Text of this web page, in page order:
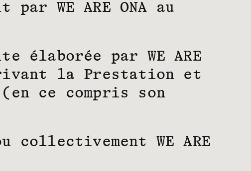
WE ARE ONA au
par WE ARE
la Prestation et
ce compris son
WE ARE